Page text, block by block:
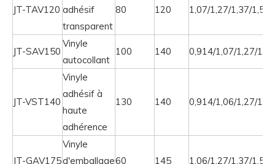
JT-TAV120 adhésif
transparent
80 120 1,07/1,27/1,37/1,52
JT-SAV150
Vinyle
autocollant
100 140 0,914/1,07/1,27/
JT-VST140
Vinyle
adhésif à
haute
adhérence
130 140 0,914/1,06/1,27/
JT-GAV175
Vinyle
d'emballage60 145 1,06/1,27/1,37/1,52